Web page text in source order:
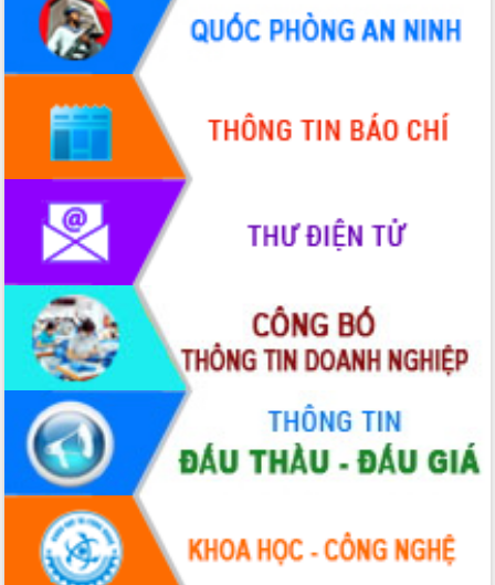
2026
Đẩy mạnh cải cách hành chính, quyết
tâm đạt được mục tiêu tăng trưởng
hai con số trong năm 2026
Tổ chức trang trọng Lễ hội Đền thờ
Lương Văn Chánh năm 2026
Phó Bí thư Tỉnh ủy Đắk Lắk Đỗ Hữu
Huy giữ chức Bí thư Đảng ủy Ủy Ban
Nhân dân tỉnh
Bệnh án điện tử thúc đẩy chuyển đổi
số y tế tại Đắk Lắk
Chuyển đổi số thư viện: Mở rộng
không gian tri thức trong thời đại số
Đánh giá, rút kinh nghiệm công tác tổ
chức diễn tập trước ngày bầu cử
Chương trình “Gặp gỡ hữu nghị –
Friendship Meeting New Year 2026”
Bầu cử Quốc hội và HĐND: Cử tri Đắk
Lắk gửi gắm niềm tin, kỳ vọng vào lá
phiếu
Đắk Lắk sẵn sàng các điều kiện cho
Ngày hội bầu cử đại biểu Quốc hội
khóa XVI và HĐND các cấp nhiệm kỳ
2026-2031